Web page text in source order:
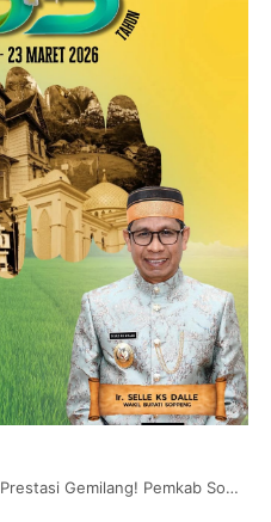
Prestasi Gemilang! Pemkab Soppeng Pertahankan Predikat WTP Tahun 2026